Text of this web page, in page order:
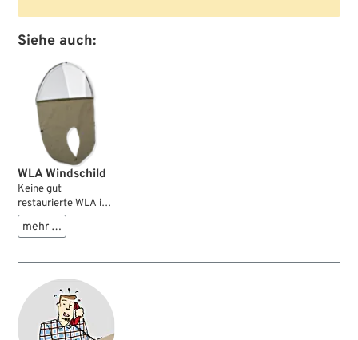
Siehe auch:
WLA Windschild
Keine gut
restaurierte WLA ist
komplett ohne diese
ausgezeichnete
originalen Militär-
Vorlage im oberen
Bereich aus
Plexiglas und unten
aus oliv-grünem
mehr …